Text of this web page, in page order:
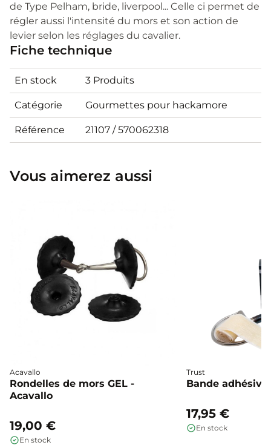
de Type Pelham, bride, liverpool... Celle ci permet de
régler aussi l'intensité du mors et son action de
levier selon les réglages du cavalier.
Fiche technique
En stock 3 Produits
Catégorie Gourmettes pour hackamore
Référence 21107 / 570062318
Vous aimerez aussi
Acavallo
Rondelles de mors GEL -
Acavallo
19,00 €
En stock
Trust
Bande adhésive
17,95 €
En stock